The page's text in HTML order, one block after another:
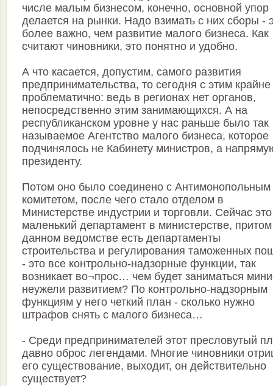
числе малым бизнесом, конечно, основной упор
делается на рынки. Надо взимать с них сборы -
более важно, чем развитие малого бизнеса. Как
считают чиновники, это понятно и удобно.
А что касается, допустим, самого развития
предпринимательства, то сегодня с этим крайне
проблематично: ведь в регионах нет органов,
непосредственно этим занимающихся. А на
республиканском уровне у нас раньше было так
называемое Агентство малого бизнеса, которое
подчинялось не Кабинету министров, а
президенту.
Потом оно было соединено с Антимонопольным
комитетом, после чего стало отделом в
Министерстве индустрии и торговли. Сейчас это
маленький департамент в министерстве,
данном ведомстве есть департаменты
строительства и регулирования таможенных
- это все контрольно-надзорные функции, так
возникает во¬прос… чем будет заниматься
неужели развитием? По контрольно-надзорным
функциям у него четкий план - сколько нужно
штрафов снять с малого бизнеса…
- Среди предпринимателей этот пресловутый
давно оброс легендами. Многие чиновники
его существование, выходит, он действительно
существует?